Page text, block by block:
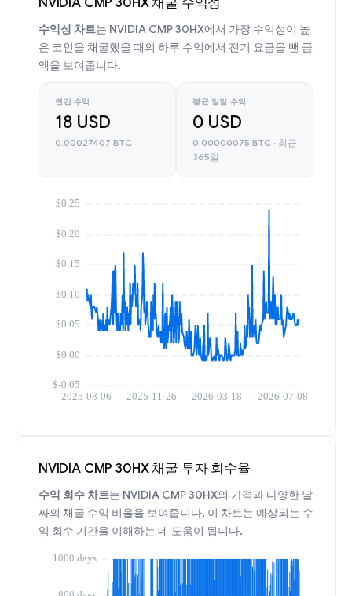
수익성 차트는 NVIDIA CMP 30HX에서 가장 수익성이 높
은 코인을 채굴했을 때의 하루 수익에서 전기 요금을 뺀 금
액을 보여줍니다.
연간 수익
18 USD
0.00027407 BTC
평균 일일 수익
0 USD
0.00000075 BTC · 최근
365일
NVIDIA CMP 30HX 채굴 투자 회수율
수익 회수 차트는 NVIDIA CMP 30HX의 가격과 다양한 날
짜의 채굴 수익 비율을 보여줍니다. 이 차트는 예상되는 수
익 회수 기간을 이해하는 데 도움이 됩니다.